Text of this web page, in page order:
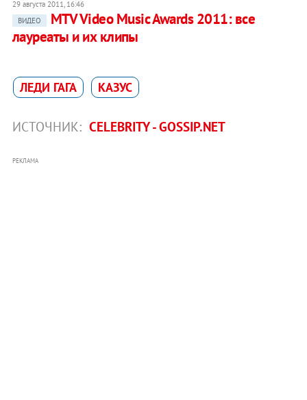
29 августа 2011, 16:46
ВИДЕО
MTV Video Music Awards 2011: все
лауреаты и их клипы
ЛЕДИ ГАГА КАЗУС
ИСТОЧНИК: CELEBRITY - GOSSIP.NET
РЕКЛАМА